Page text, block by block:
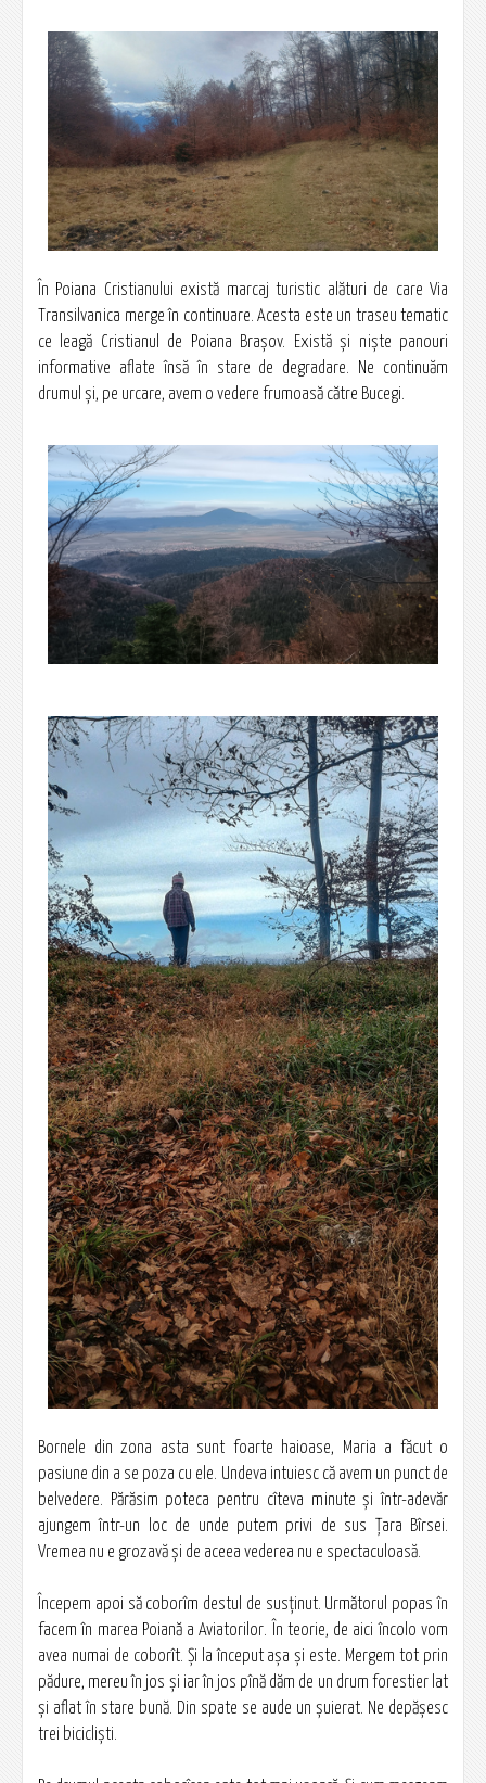
În Poiana Cristianului există marcaj turistic alături de care Via
Transilvanica merge în continuare. Acesta este un traseu tematic
ce leagă Cristianul de Poiana Brașov. Există și niște panouri
informative aflate însă în stare de degradare. Ne continuăm
drumul și, pe urcare, avem o vedere frumoasă către Bucegi.
Bornele din zona asta sunt foarte haioase, Maria a făcut o
pasiune din a se poza cu ele. Undeva intuiesc că avem un punct de
belvedere. Părăsim poteca pentru cîteva minute și într-adevăr
ajungem într-un loc de unde putem privi de sus Țara Bîrsei.
Vremea nu e grozavă și de aceea vederea nu e spectaculoasă.
Începem apoi să coborîm destul de susținut. Următorul popas în
facem în marea Poiană a Aviatorilor. În teorie, de aici încolo vom
avea numai de coborît. Și la început așa și este. Mergem tot prin
pădure, mereu în jos și iar în jos pînă dăm de un drum forestier lat
și aflat în stare bună. Din spate se aude un șuierat. Ne depășesc
trei bicicliști.